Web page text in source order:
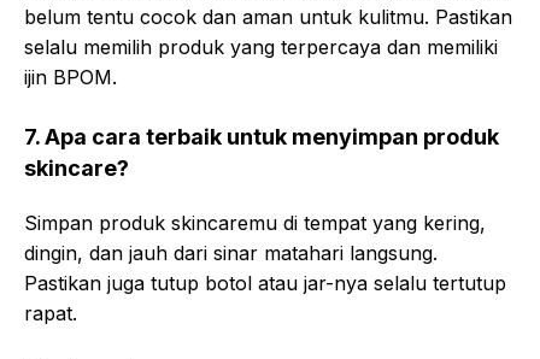
belum tentu cocok dan aman untuk kulitmu. Pastikan
selalu memilih produk yang terpercaya dan memiliki
ijin BPOM.
7. Apa cara terbaik untuk menyimpan produk
skincare?
Simpan produk skincaremu di tempat yang kering,
dingin, dan jauh dari sinar matahari langsung.
Pastikan juga tutup botol atau jar-nya selalu tertutup
rapat.